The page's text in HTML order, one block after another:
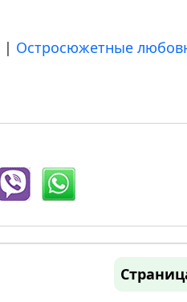
| Остросюжетные